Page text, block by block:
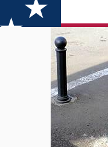
– Zona CEC